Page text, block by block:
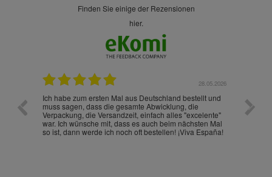
finden Sie einige der Rezensionen
hier.
28.05.2026
Ich habe zum ersten Mal aus Deutschland bestellt und
muss sagen, dass die gesamte Abwicklung, die
Verpackung, die Versandzeit, einfach alles "excelente"
war. Ich wünsche mit, dass es auch beim nächsten Mal
so ist, dann werde ich noch oft bestellen! ¡Viva España!
Die
gut
ist